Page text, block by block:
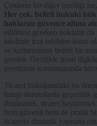
Çeklerin bir diğer özelliği ise,
Her çek, belirli hukuki
haklarını güvence altına
edilmesi gereken noktalar
takdirde icra takibine konu
ve kullanmanın belirli bir
gerekir. Özellikle ticari
prestijinin korunmasında
Ticaret hukukundaki bu
hangi durumlarda geçerlilik
düşünmek, ticaret
hem güvenli hem de pratik
ticaretin dinamik yapısına